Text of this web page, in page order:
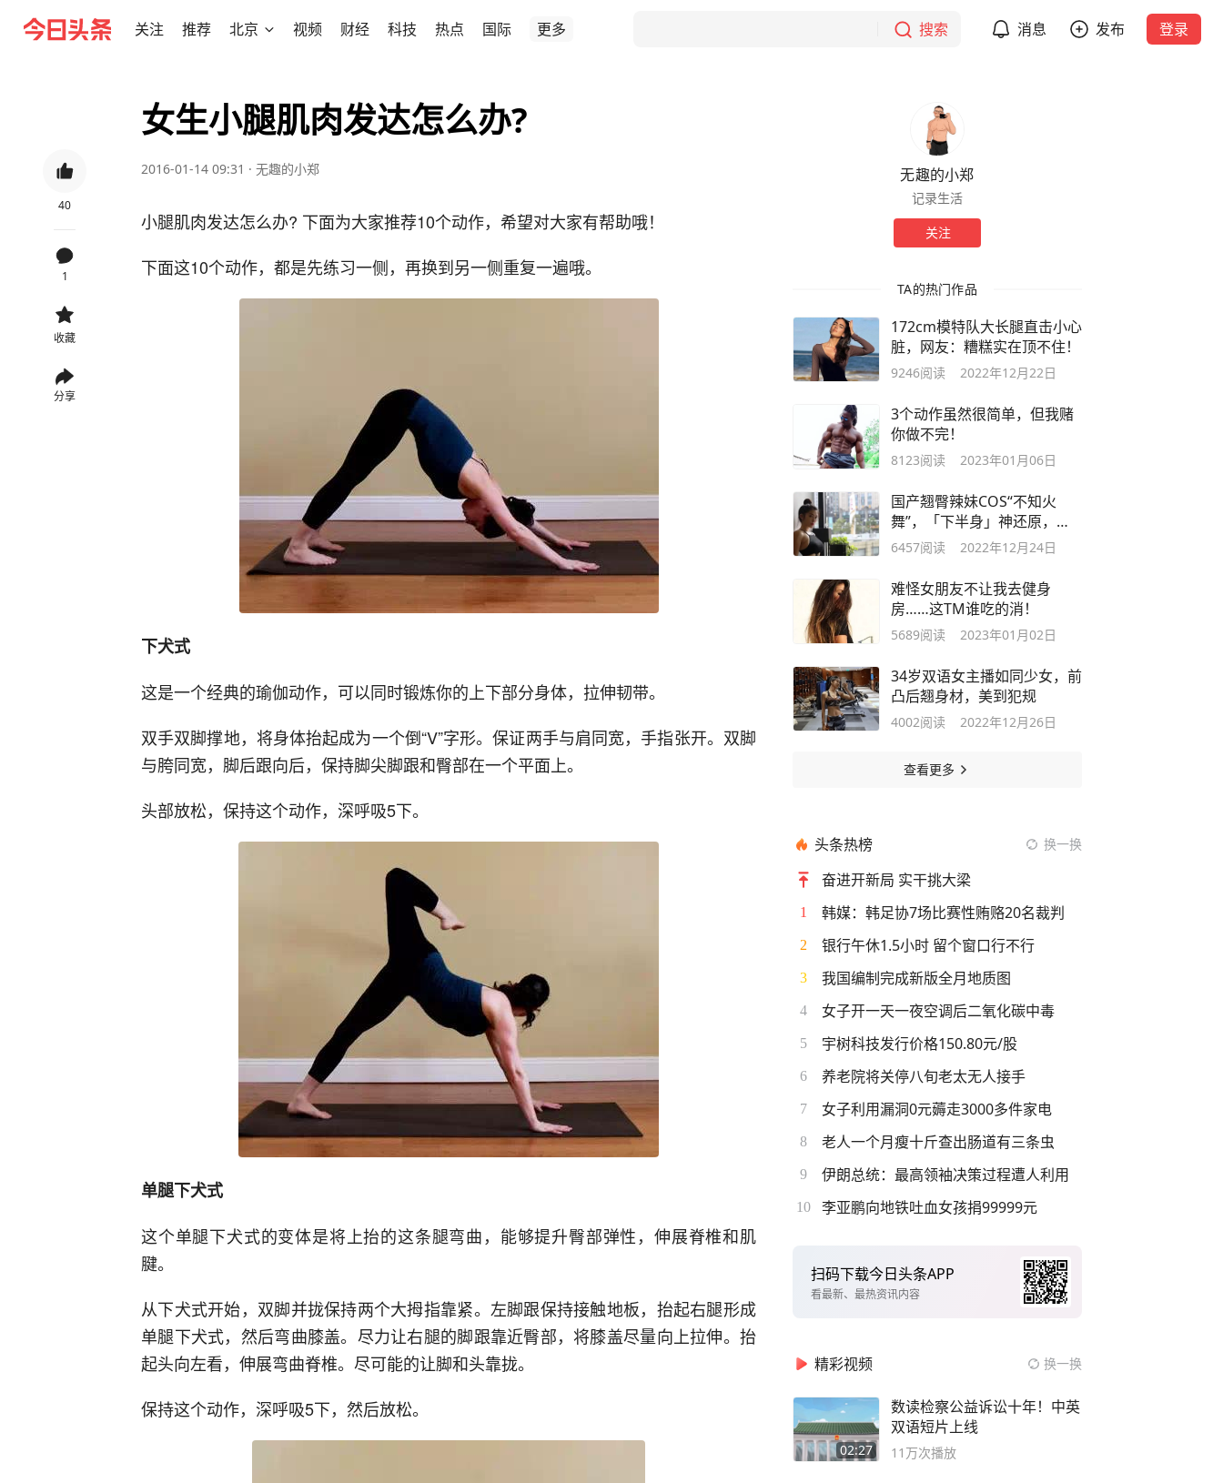
关注 推荐 北京 视频 财经 科技 热点 国际 更多 搜索 消息 发布 登录
40
1
收藏
分享
女生小腿肌肉发达怎么办?
2016-01-14 09:31 · 无趣的小郑
小腿肌肉发达怎么办? 下面为大家推荐10个动作，希望对大家有帮助哦！
下面这10个动作，都是先练习一侧，再换到另一侧重复一遍哦。
下犬式
这是一个经典的瑜伽动作，可以同时锻炼你的上下部分身体，拉伸韧带。
双手双脚撑地，将身体抬起成为一个倒“V”字形。保证两手与肩同宽，手指张开。双脚
与胯同宽，脚后跟向后，保持脚尖脚跟和臀部在一个平面上。
头部放松，保持这个动作，深呼吸5下。
单腿下犬式
这个单腿下犬式的变体是将上抬的这条腿弯曲，能够提升臀部弹性，伸展脊椎和肌
腱。
从下犬式开始，双脚并拢保持两个大拇指靠紧。左脚跟保持接触地板，抬起右腿形成
单腿下犬式，然后弯曲膝盖。尽力让右腿的脚跟靠近臀部，将膝盖尽量向上拉伸。抬
起头向左看，伸展弯曲脊椎。尽可能的让脚和头靠拢。
保持这个动作，深呼吸5下，然后放松。
无趣的小郑
记录生活
关注
TA的热门作品
172cm模特队大长腿直击小心
脏，网友：糟糕实在顶不住！
9246阅读 2022年12月22日
3个动作虽然很简单，但我赌
你做不完！
8123阅读 2023年01月06日
国产翘臀辣妹COS“不知火
舞”，「下半身」神还原，爱
了爱了...
6457阅读 2022年12月24日
难怪女朋友不让我去健身
房……这TM谁吃的消！
5689阅读 2023年01月02日
34岁双语女主播如同少女，前
凸后翘身材，美到犯规
4002阅读 2022年12月26日
查看更多
头条热榜 换一换
奋进开新局 实干挑大梁
1 韩媒：韩足协7场比赛性贿赂20名裁判
2 银行午休1.5小时 留个窗口行不行
3 我国编制完成新版全月地质图
4 女子开一天一夜空调后二氧化碳中毒
5 宇树科技发行价格150.80元/股
6 养老院将关停八旬老太无人接手
7 女子利用漏洞0元薅走3000多件家电
8 老人一个月瘦十斤查出肠道有三条虫
9 伊朗总统：最高领袖决策过程遭人利用
10 李亚鹏向地铁吐血女孩捐99999元
扫码下载今日头条APP
看最新、最热资讯内容
精彩视频 换一换
02:27
数读检察公益诉讼十年！中英
双语短片上线
11万次播放